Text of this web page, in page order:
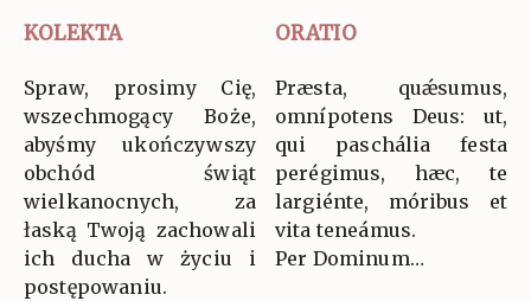
KOLEKTA ORATIO
Spraw, prosimy Cię,
wszechmogący Boże,
abyśmy ukończywszy
obchód świąt
wielkanocnych, za
łaską Twoją zachowali
ich ducha w życiu i
postępowaniu.
Præsta, quǽsumus,
omnípotens Deus: ut,
qui paschália festa
perégimus, hæc, te
largiénte, móribus et
vita teneámus.
Per Dominum…